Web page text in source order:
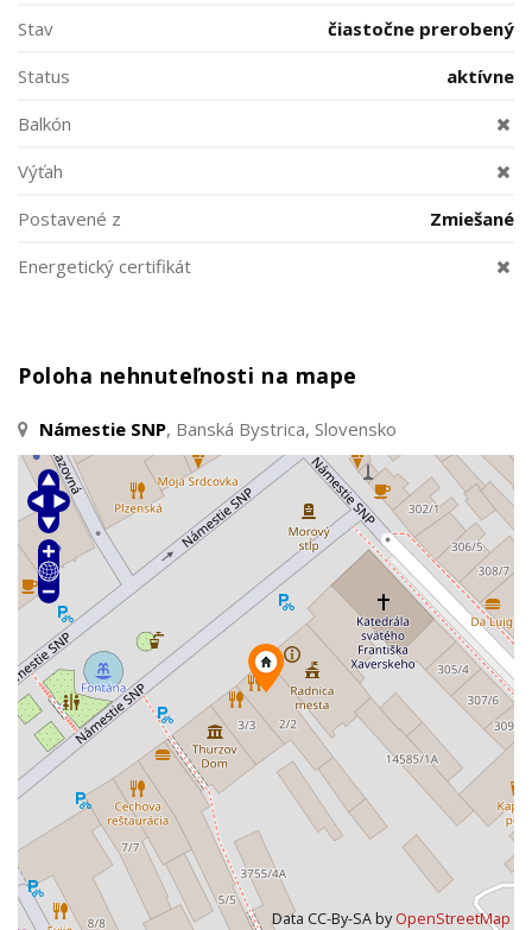
Stav
čiastočne prerobený
Status
aktívne
Balkón
Výťah
Postavené z
Zmiešané
Energetický certifikát
Poloha nehnuteľnosti na mape
Námestie SNP, Banská Bystrica, Slovensko
Data CC-By-SA by OpenStreetMap